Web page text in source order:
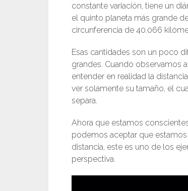
constante variación, tiene un
el quinto planeta más grande
circunferencia de 40.066
Esas cantidades son un poco
grandes. Cuando observamos
entender en realidad la
ver solamente su tamaño, el
separa.
Ahora que estamos
podemos aceptar que
distancia, este es uno de los
perspectiva.